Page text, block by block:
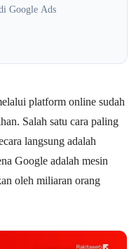
Google Ads
platform online sudah
Salah satu cara paling
langsung adalah
Google adalah mesin
oleh miliaran orang